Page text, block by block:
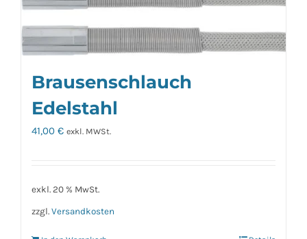
Brausenschlauch
Edelstahl
41,00 € exkl. MWSt.
exkl. 20 % MwSt.
zzgl. Versandkosten